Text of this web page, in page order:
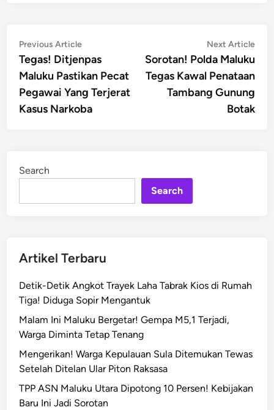
Post
navigation
Previous ArticlePrevious
article:
Tegas! Ditjenpas
Maluku Pastikan Pecat
Pegawai Yang Terjerat
Kasus Narkoba
Next Article
Sorotan! Polda Maluku
Tegas Kawal Penataan
Tambang Gunung
Botak
Search
Search
Artikel Terbaru
Detik-Detik Angkot Trayek Laha Tabrak Kios di Rumah
Tiga! Diduga Sopir Mengantuk
Malam Ini Maluku Bergetar! Gempa M5,1 Terjadi,
Warga Diminta Tetap Tenang
Mengerikan! Warga Kepulauan Sula Ditemukan Tewas
Setelah Ditelan Ular Piton Raksasa
TPP ASN Maluku Utara Dipotong 10 Persen! Kebijakan
Baru Ini Jadi Sorotan